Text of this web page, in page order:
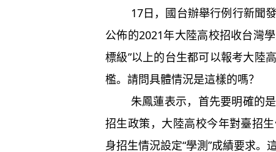
17日，國台辦舉行例行新聞發
公佈的2021年大陸高校招收台灣
標級”以上的台生都可以報考大陸
檻。請問具體情況是這樣的嗎？
朱鳳蓮表示，首先要明確的是
招生政策，大陸高校今年對臺招
身招生情況設定“學測”成績要求。